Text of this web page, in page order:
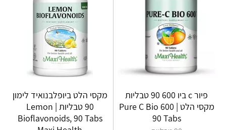
פיור c ביו 600 90 טבליות
מקסי הלט | Pure C Bio 600
90 Tabs
מקסי הלט ביופלבנואיד לימון
90 טבליות | Lemon
Bioflavonoids, 90 Tabs